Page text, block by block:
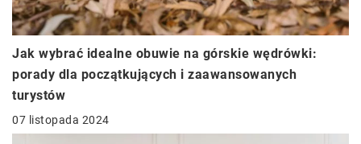
Jak wybrać idealne obuwie na górskie wędrówki:
porady dla początkujących i zaawansowanych
turystów
07 listopada 2024